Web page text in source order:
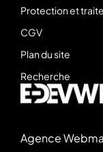
Protection et
CGV
Plan du site
Recherche
Agence